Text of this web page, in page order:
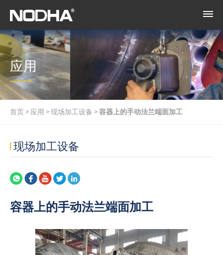
应用
首页 > 应用 >现场加工设备 >容器上的手动法兰端面加工
现场加工设备
容器上的手动法兰端面加工